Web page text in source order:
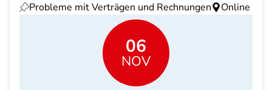
Probleme mit Verträgen und Rechnungen
Online
06
NOV